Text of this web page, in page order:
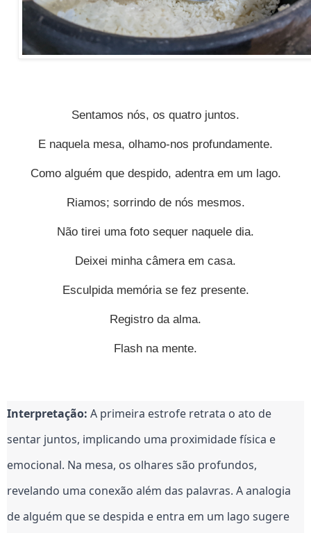
Sentamos nós, os quatro juntos.
E naquela mesa, olhamo-nos profundamente.
Como alguém que despido, adentra em um lago.
Riamos; sorrindo de nós mesmos.
Não tirei uma foto sequer naquele dia.
Deixei minha câmera em casa.
Esculpida memória se fez presente.
Registro da alma.
Flash na mente.
Interpretação: A primeira estrofe retrata o ato de
sentar juntos, implicando uma proximidade física e
emocional. Na mesa, os olhares são profundos,
revelando uma conexão além das palavras. A analogia
de alguém que se despida e entra em um lago sugere